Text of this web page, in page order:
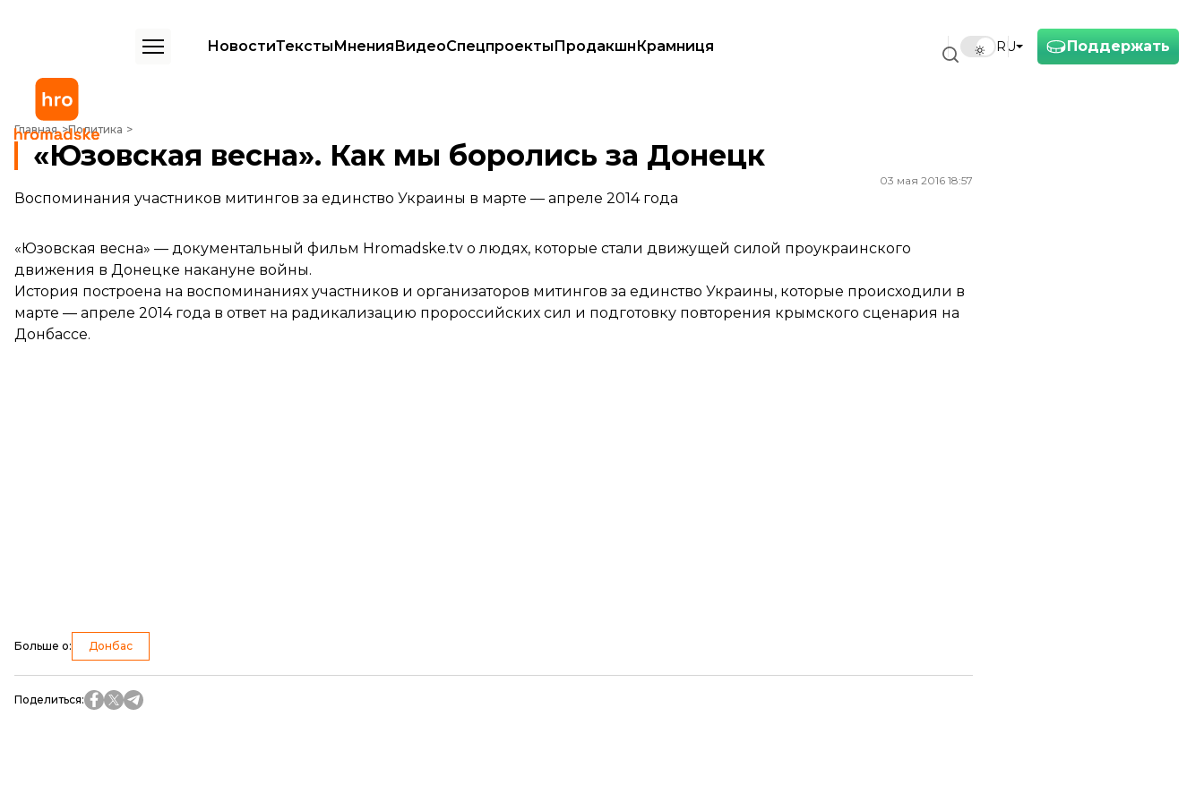
Поддержать
RU
НовостиТекстыМненияВидеоСпецпроектыПродакшнКрамниця
Главная Политика
«Юзовская весна». Как мы боролись за Донецк
«Юзовская весна». Как мы боролись за Донецк
03 мая 2016 18:57
Воспоминания участников митингов за единство Украины в марте — апреле 2014 года
«Юзовская весна» — документальный фильм Hromadske.tv о людях, которые стали движущей силой проукраинского
движения в Донецке накануне войны.
История построена на воспоминаниях участников и организаторов митингов за единство Украины, которые происходили в
марте — апреле 2014 года в ответ на радикализацию пророссийских сил и подготовку повторения крымского сценария на
Донбассе.
Больше о: Донбас
Поделиться: